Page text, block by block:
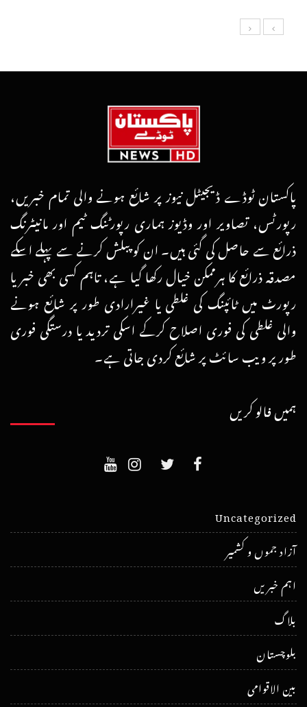
پاکستان ٹوڈے ڈیجیٹل نیوز پر شائع ہونے والی تمام خبریں،
رپورٹس، تصاویر اور وڈیوز ہماری رپورٹنگ ٹیم اور مانیٹرنگ
ذرائع سے حاصل کی گئی ہیں۔ ان کو پبلش کرنے سے پہلے اسکے
مصدقہ ذرائع کا ہرممکن خیال رکھا گیا ہے، تاہم کسی بھی خبر یا
رپورٹ میں ٹائپنگ کی غلطی یا غیرارادی طور پر شائع ہونے
والی غلطی کی فوری اصلاح کرکے اسکی تردید یا درستگی فوری
طور پر ویب سائٹ پر شائع کردی جاتی ہے۔
ہمیں فالو کریں
Uncategorized
آزاد جموں و کشمیر
اہم خبریں
بلاگ
بلوچستان
بین الاقوامی